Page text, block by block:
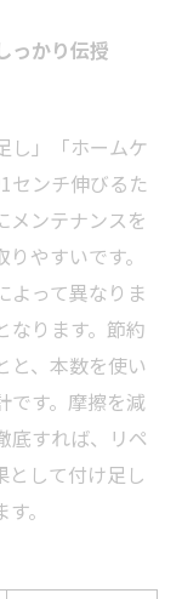
っかり伝授
し」「ホームケ
センチ伸びるた
メンテナンスを
やすいです。
よって異なりま
なります。節約
と、本数を使い
です。摩擦を減
底すれば、リペ
として付け足し
。